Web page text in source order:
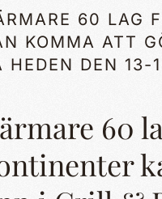
60 LAG
KOMMA ATT
HEDEN DEN 13-
60